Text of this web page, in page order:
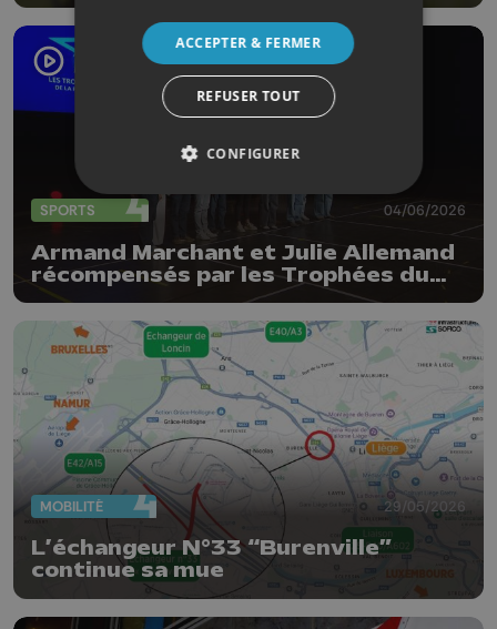
SPORTS 04/06/2026
Armand Marchant et Julie Allemand
récompensés par les Trophées du
sport de la Province de Liège
MOBILITÉ 29/05/2026
L’échangeur N°33 “Burenville”
continue sa mue
ACCEPTER & FERMER
REFUSER TOUT
CONFIGURER